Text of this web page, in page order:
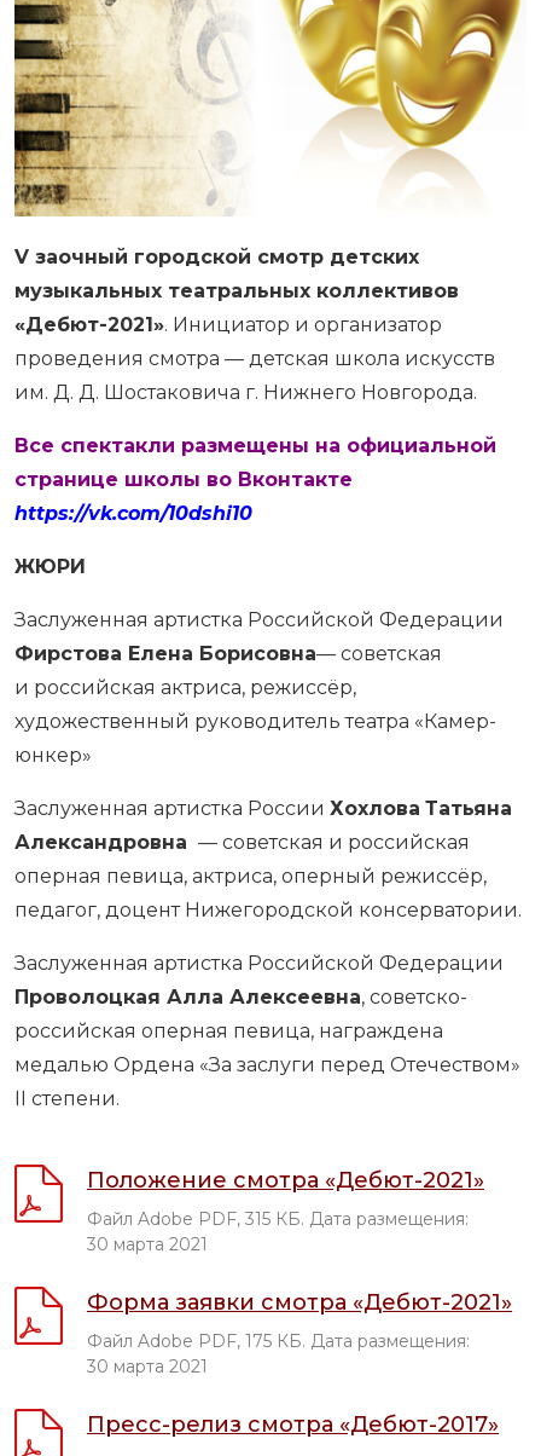
V заочный городской смотр детских
музыкальных театральных коллективов
«Дебют-2021». Инициатор и организатор
проведения смотра — детская школа искусств
им. Д. Д. Шостаковича г. Нижнего Новгорода.
Все спектакли размещены на официальной
странице школы во Вконтакте
https://vk.com/10dshi10
ЖЮРИ
Заслуженная артистка Российской Федерации
Фирстова Елена Борисовна— советская
и российская актриса, режиссёр,
художественный руководитель театра «Камер-
юнкер»
Заслуженная артистка России Хохлова Татьяна
Александровна — советская и российская
оперная певица, актриса, оперный режиссёр,
педагог, доцент Нижегородской консерватории.
Заслуженная артистка Российской Федерации
Проволоцкая Алла Алексеевна, советско-
российская оперная певица, награждена
медалью Ордена «За заслуги перед Отечеством»
II степени.
Положение смотра «Дебют-2021»
Файл Adobe PDF, 315 КБ. Дата размещения:
30 марта 2021
Форма заявки смотра «Дебют-2021»
Файл Adobe PDF, 175 КБ. Дата размещения:
30 марта 2021
Пресс-релиз смотра «Дебют-2017»